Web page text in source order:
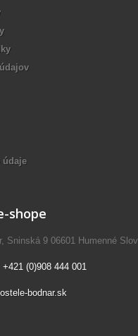
údaje
shope
Sninská 9 06601 Humenné
+421 (0)908 444 001
bodnar.sk